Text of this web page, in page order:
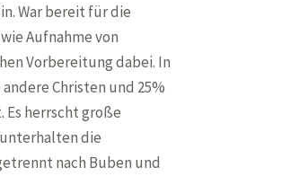
War bereit für die
Aufnahme von
Vorbereitung dabei. In
Christen und 25%
Es herrscht große
die
nach Buben und